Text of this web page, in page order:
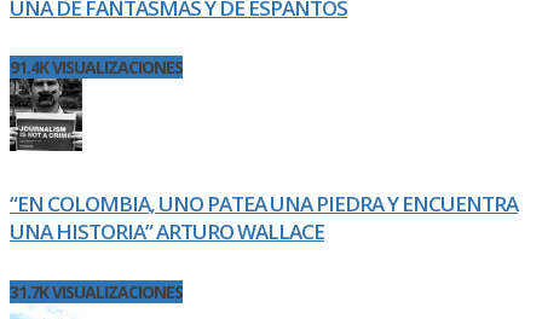
UNA DE FANTASMAS Y DE ESPANTOS
91.4K VISUALIZACIONES
“EN COLOMBIA, UNO PATEA UNA PIEDRA Y ENCUENTRA
UNA HISTORIA” ARTURO WALLACE
31.7K VISUALIZACIONES